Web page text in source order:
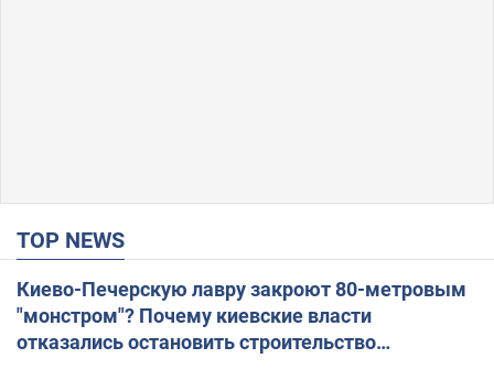
TOP NEWS
Киево-Печерскую лавру закроют 80-метровым
"монстром"? Почему киевские власти
отказались остановить строительство